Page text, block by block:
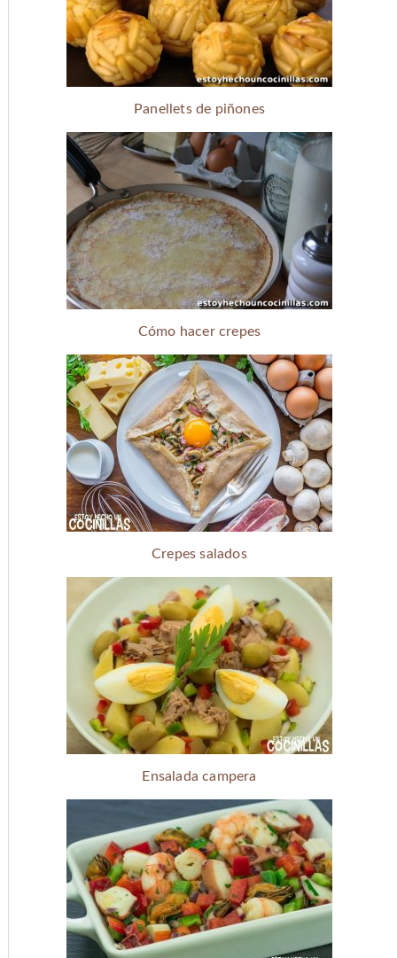
Panellets de piñones
Cómo hacer crepes
Crepes salados
Ensalada campera